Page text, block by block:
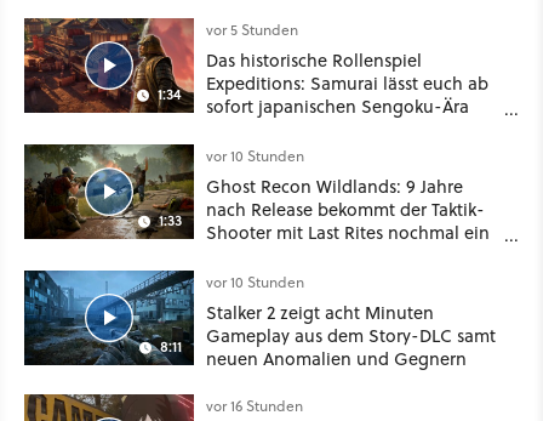
1:34
vor 5 Stunden
Das historische Rollenspiel
Expeditions: Samurai lässt euch ab
sofort japanischen Sengoku-Ära
oder Diplomatie
1:33
vor 10 Stunden
Ghost Recon Wildlands: 9 Jahre
nach Release bekommt der Taktik-
Shooter mit Last Rites nochmal ein
8:11
vor 10 Stunden
Stalker 2 zeigt acht Minuten
Gameplay aus dem Story-DLC samt
neuen Anomalien und Gegnern
vor 16 Stunden